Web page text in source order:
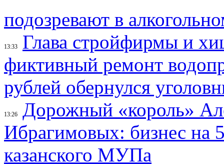
подозревают в
13:33
Глава стройфирмы и
фиктивный ремонт
рублей обернулся
13:26
Дорожный «король»
Ибрагимовых: бизнес на
казанского МУПа